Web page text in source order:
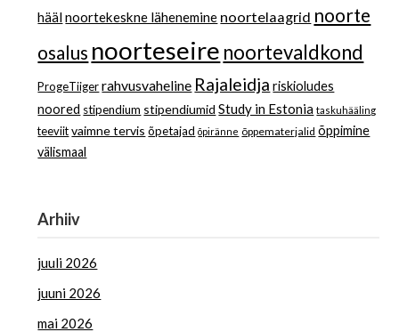
häälnoortekeskne lähenemine noortelaagrid noorte
osalus noorteseire noortevaldkond
ProgeTiiger rahvusvaheline Rajaleidja riskioludes
noored stipendium stipendiumid Study in Estonia taskuhääling
teeviit vaimne tervis õpetajad õpiränne õppematerjalid õppimine
välismaal
Arhiiv
juuli 2026
juuni 2026
mai 2026